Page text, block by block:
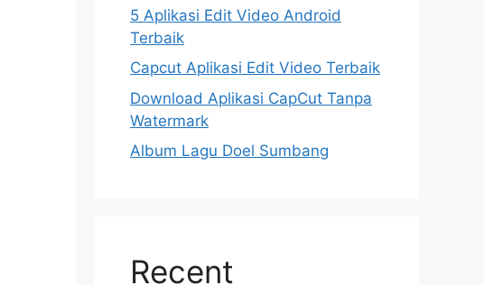
5 Aplikasi Edit Video Android
Terbaik
Capcut Aplikasi Edit Video Terbaik
Download Aplikasi CapCut Tanpa
Watermark
Album Lagu Doel Sumbang
Recent